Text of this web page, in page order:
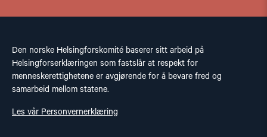
Den norske Helsingforskomité baserer sitt arbeid på
Helsingforserklæringen som fastslår at respekt for
menneskerettighetene er avgjørende for å bevare fred og
samarbeid mellom statene.
Les vår Personvernerklæring